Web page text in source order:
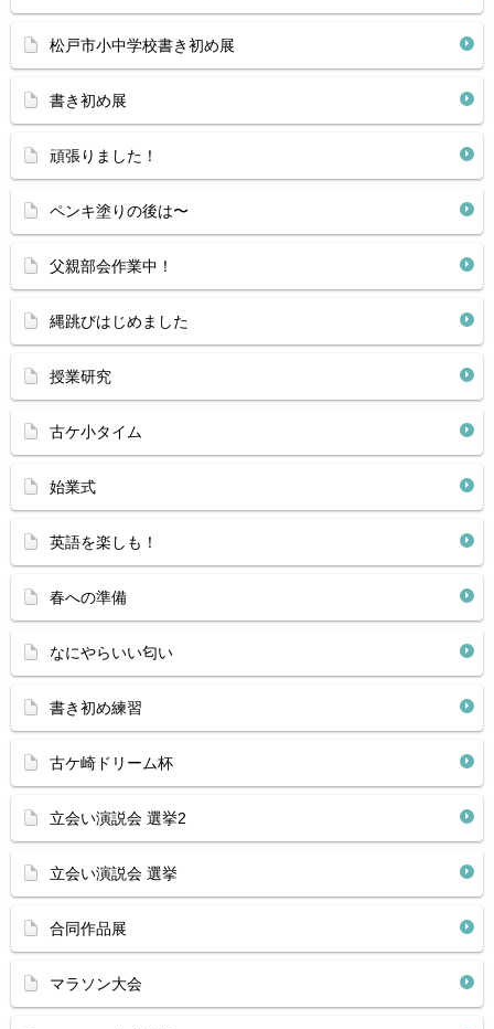
松戸市小中学校書き初め展
書き初め展
頑張りました！
ペンキ塗りの後は〜
父親部会作業中！
縄跳びはじめました
授業研究
古ケ小タイム
始業式
英語を楽しも！
春への準備
なにやらいい匂い
書き初め練習
古ケ崎ドリーム杯
立会い演説会 選挙2
立会い演説会 選挙
合同作品展
マラソン大会